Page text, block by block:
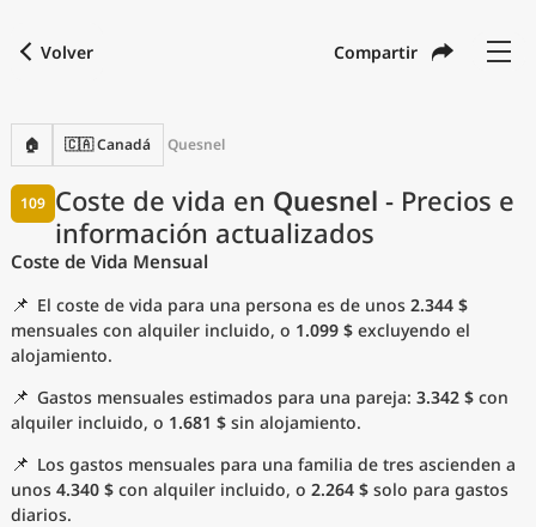
Volver Compartir
🏠 🇨🇦 Canadá Quesnel
Coste de vida en Quesnel - Precios e
información actualizados
109
Coste de Vida Mensual
📌 El coste de vida para una persona es de unos 2.344 $
mensuales con alquiler incluido, o 1.099 $ excluyendo el
alojamiento.
📌 Gastos mensuales estimados para una pareja: 3.342 $ con
alquiler incluido, o 1.681 $ sin alojamiento.
📌 Los gastos mensuales para una familia de tres ascienden a
unos 4.340 $ con alquiler incluido, o 2.264 $ solo para gastos
diarios.
con
Idioma Español
Moneda USD
United States Dollar
Unidades de medida
Índice del coste de vida
Ciudades asequibles por tamaño
Precios actuales por ciudad